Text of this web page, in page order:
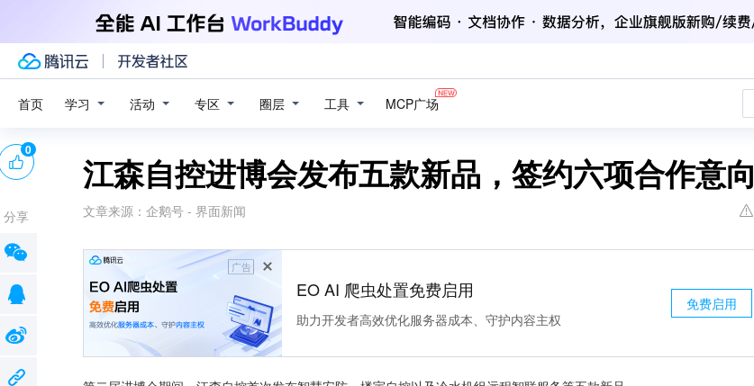
首页 学习 活动 专区 圈层 工具 MCP广场
江森自控进博会发布五款新品，签约六项合作意向
文章来源： 企鹅号 - 界面新闻
广告
EO AI 爬虫处置免费启用
助力开发者高效优化服务器成本、守护内容主权
免费启用
0
分享